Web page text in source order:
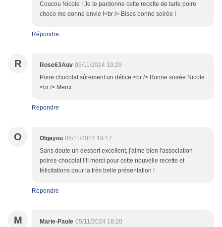
Coucou Nicole ! Je te pardonne cette recette de tarte poire
choco me donne envie !<br /> Bises bonne soirée !
Répondre
R Rose63Auv 05/11/2024 19:29
Poire chocolat sûrement un délice <br /> Bonne soirée Nicole
<br /> Merci
Répondre
O Olgayou 05/11/2024 19:17
Sans doute un dessert excellent, j'aime bien l'association
poires-chocolat !!!! merci pour cette nouvelle recette et
félicitations pour la très belle présentation !
Répondre
M Marie-Paule 05/11/2024 18:20